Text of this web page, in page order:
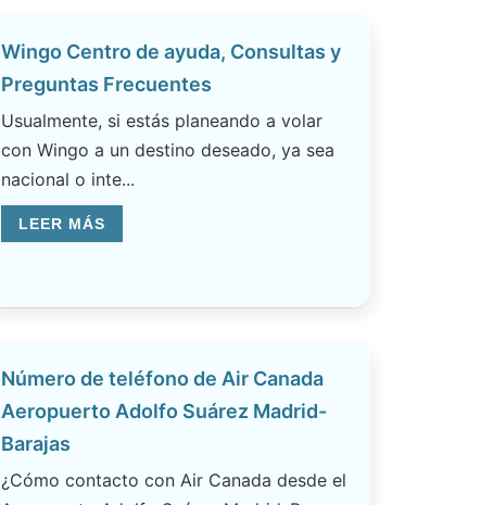
Wingo Centro de ayuda, Consultas y
Preguntas Frecuentes
Usualmente, si estás planeando a volar
con Wingo a un destino deseado, ya sea
nacional o inte...
LEER MÁS
Número de teléfono de Air Canada
Aeropuerto Adolfo Suárez Madrid-
Barajas
¿Cómo contacto con Air Canada desde el